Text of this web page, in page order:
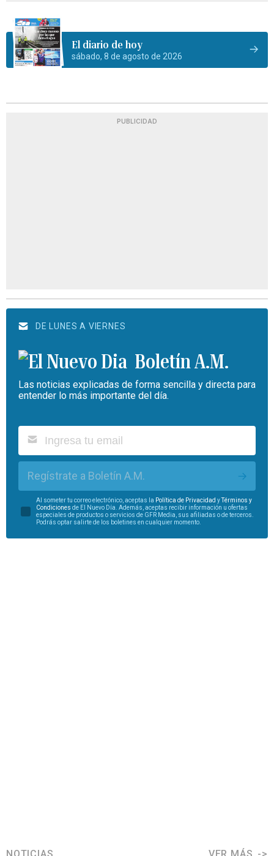
El diario de hoy
sábado, 8 de agosto de 2026
PUBLICIDAD
DE LUNES A VIERNES
Boletín A.M.
Las noticias explicadas de forma sencilla y directa para
entender lo más importante del día.
Regístrate a Boletín A.M.
Al someter tu correo electrónico, aceptas la Política de Privacidad yTérminos y
Condiciones de El Nuevo Día. Además, aceptas recibir información u ofertas
especiales de productos o servicios de GFR Media, sus afiliadas o de terceros.
Podrás optar salirte de los boletines en cualquier momento.